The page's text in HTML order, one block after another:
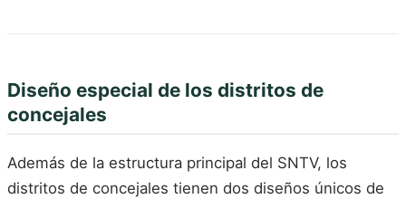
Diseño especial de los distritos de
concejales
Además de la estructura principal del SNTV, los
distritos de concejales tienen dos diseños únicos de